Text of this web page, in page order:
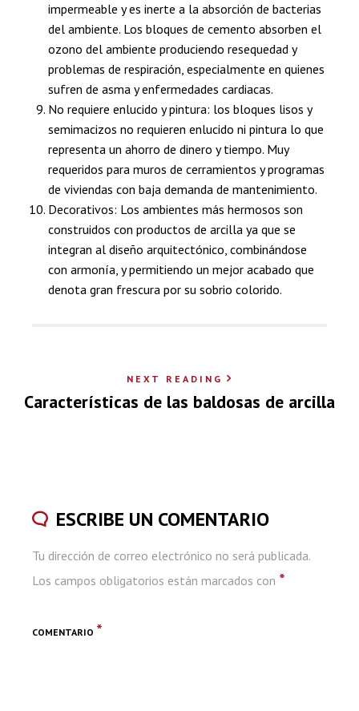
impermeable y es inerte a la absorción de bacterias
del ambiente. Los bloques de cemento absorben el
ozono del ambiente produciendo resequedad y
problemas de respiración, especialmente en quienes
sufren de asma y enfermedades cardiacas.
No requiere enlucido y pintura: los bloques lisos y
semimacizos no requieren enlucido ni pintura lo que
representa un ahorro de dinero y tiempo. Muy
requeridos para muros de cerramientos y programas
de viviendas con baja demanda de mantenimiento.
Decorativos: Los ambientes más hermosos son
construidos con productos de arcilla ya que se
integran al diseño arquitectónico, combinándose
con armonía, y permitiendo un mejor acabado que
denota gran frescura por su sobrio colorido.
NEXT READING
Características de las baldosas de arcilla
ESCRIBE UN COMENTARIO
Tu dirección de correo electrónico no será publicada.
Los campos obligatorios están marcados con *
COMENTARIO *